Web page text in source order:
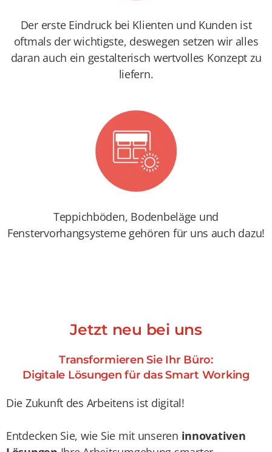
Der erste Eindruck bei Klienten und Kunden ist
oftmals der wichtigste, deswegen setzen wir alles
daran auch ein gestalterisch wertvolles Konzept zu
liefern.
Teppichböden, Bodenbeläge und
Fenstervorhangsysteme gehören für uns auch dazu!
Jetzt neu bei uns
Transformieren Sie Ihr Büro:
Digitale Lösungen für das Smart Working
Die Zukunft des Arbeitens ist digital!
Entdecken Sie, wie Sie mit unseren innovativen